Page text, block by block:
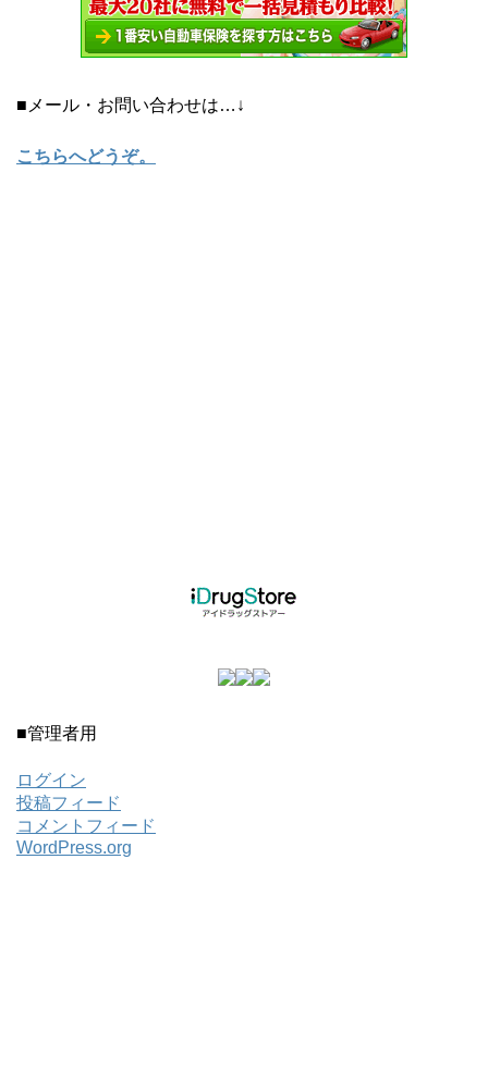
■メール・お問い合わせは…↓
こちらへどうぞ。
■管理者用
ログイン
投稿フィード
コメントフィード
WordPress.org